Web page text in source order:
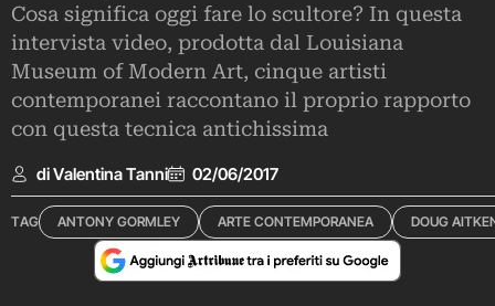
Cosa significa oggi fare lo scultore? In questa
intervista video, prodotta dal Louisiana
Museum of Modern Art, cinque artisti
contemporanei raccontano il proprio rapporto
con questa tecnica antichissima
di Valentina Tanni 02/06/2017
TAG ANTONY GORMLEY ARTE CONTEMPORANEA DOUG